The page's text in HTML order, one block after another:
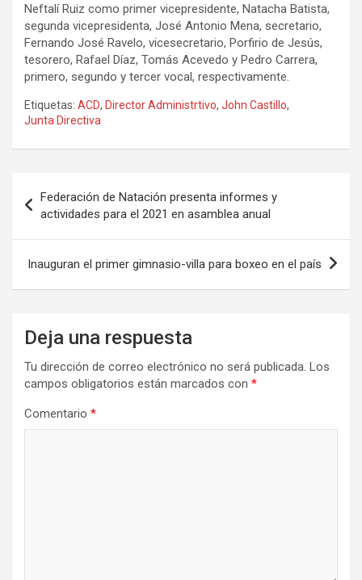
Neftalí Ruiz como primer vicepresidente, Natacha Batista,
segunda vicepresidenta, José Antonio Mena, secretario,
Fernando José Ravelo, vicesecretario, Porfirio de Jesús,
tesorero, Rafael Díaz, Tomás Acevedo y Pedro Carrera,
primero, segundo y tercer vocal, respectivamente.
Etiquetas: ACD, Director Administrtivo, John Castillo,
Junta Directiva
de
entradas
Federación de Natación presenta informes y
actividades para el 2021 en asamblea anual
Inauguran el primer gimnasio-villa para boxeo en el país
Deja una respuesta
Tu dirección de correo electrónico no será publicada. Los
campos obligatorios están marcados con *
Comentario *